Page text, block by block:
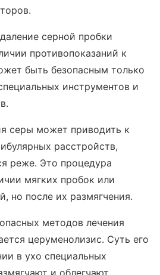
серной пробки
противопоказаний к
быть безопасным только
инструментов и
серы может приводить к
расстройств,
реже. Это процедура
мягких пробок или
но после их размягчения.
методов лечения
церуменолизис. Суть его
в ухо специальных
и облегчают